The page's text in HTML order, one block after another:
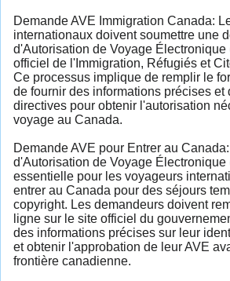
Demande AVE Immigration Canada:
internationaux doivent soumettre une
d'Autorisation de Voyage Électronique
officiel de l'Immigration, Réfugiés et
Ce processus implique de remplir le
de fournir des informations précises et
directives pour obtenir l'autorisation
voyage au Canada.
Demande AVE pour Entrer au
d'Autorisation de Voyage Électronique
essentielle pour les voyageurs
entrer au Canada pour des séjours
copyright. Les demandeurs doivent
ligne sur le site officiel du
des informations précises sur leur
et obtenir l'approbation de leur AVE
frontière canadienne.